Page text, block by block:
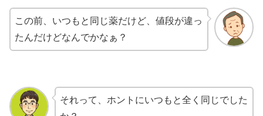
この前、いつもと同じ薬だけど、値段が違っ
たんだけどなんでかなぁ？
それって、ホントにいつもと全く同じでした